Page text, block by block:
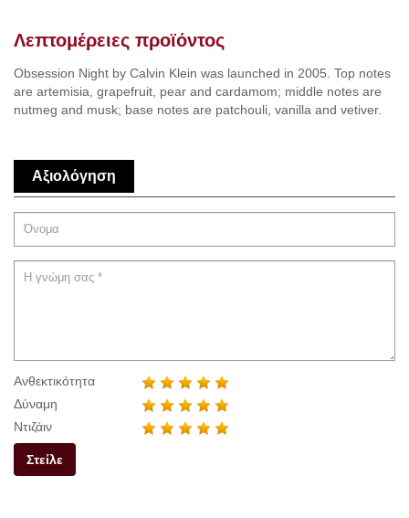
Λεπτομέρειες προϊόντος
Obsession Night by Calvin Klein was launched in 2005. Top notes
are artemisia, grapefruit, pear and cardamom; middle notes are
nutmeg and musk; base notes are patchouli, vanilla and vetiver.
Αξιολόγηση
Ανθεκτικότητα
Δύναμη
Ντιζάιν
Στείλε